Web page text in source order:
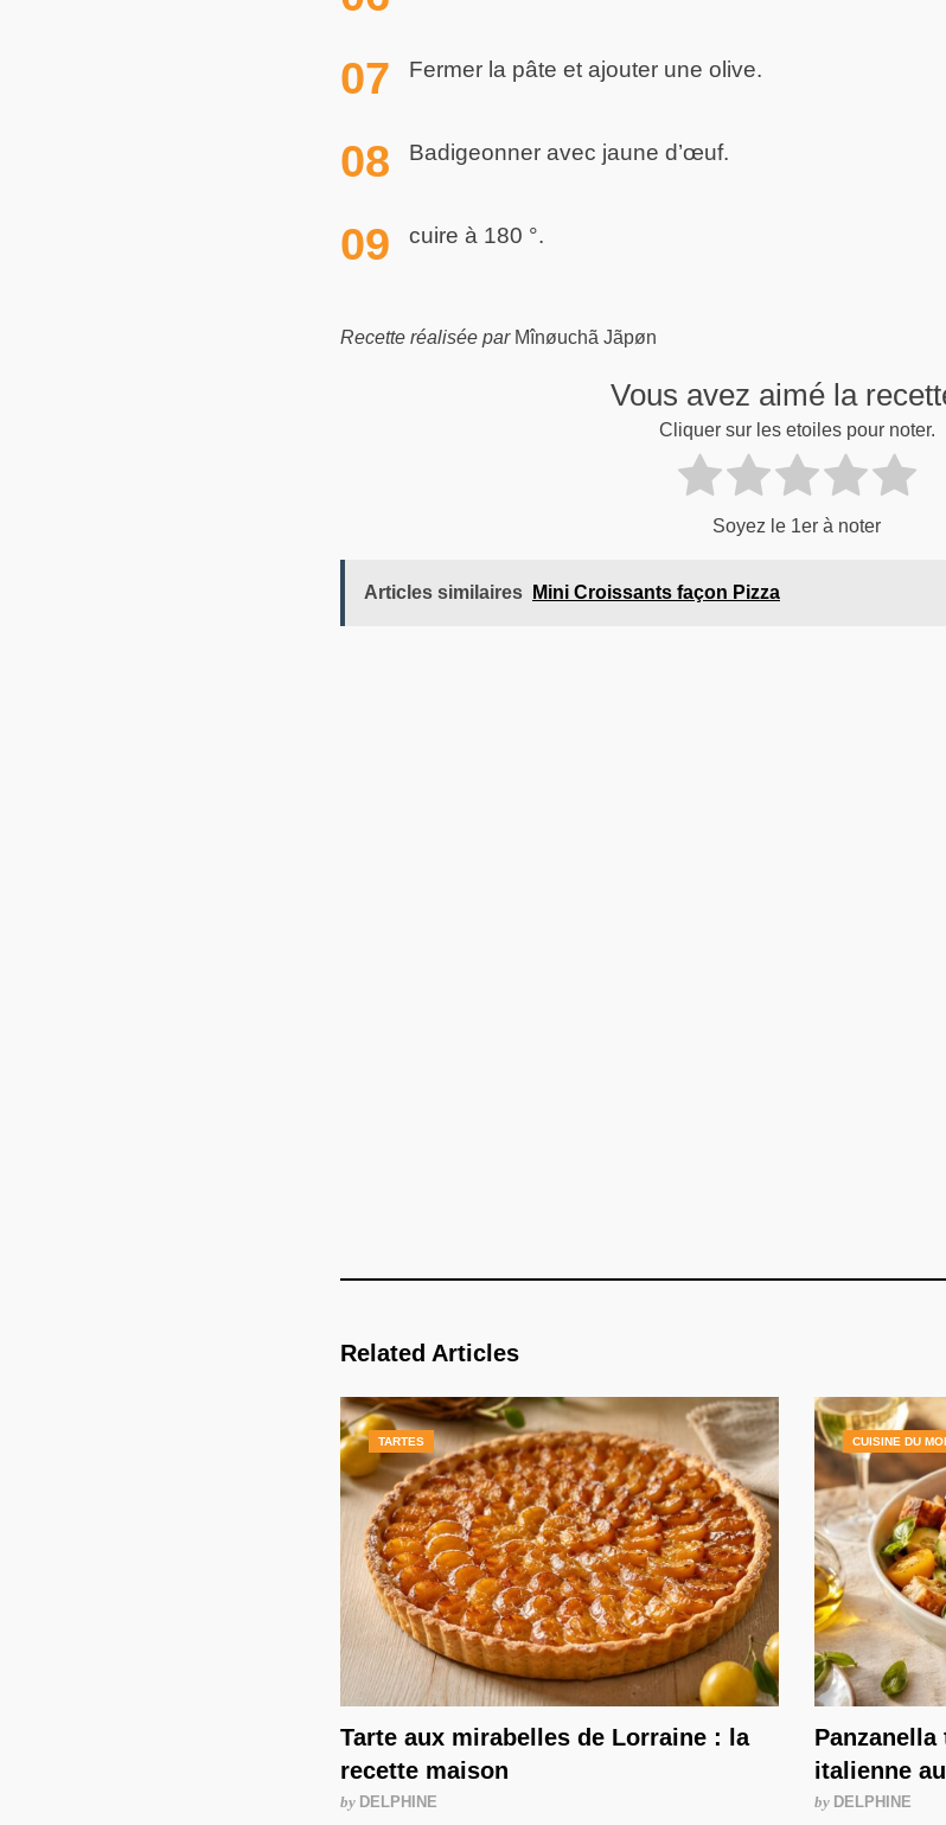
Fermer la pâte et ajouter une olive.
Badigeonner avec jaune d’œuf.
cuire à 180 °.
Recette réalisée par Mînøuchã Jãpøn
Vous avez aimé la
Cliquer sur les etoiles pour noter.
Soyez le 1er à noter
Articles similaires Mini Croissants façon Pizza
Related Articles
TARTES
Tarte aux mirabelles de Lorraine : la
recette maison
by DELPHINE
CUISINE DU
italienne
by DELPHINE